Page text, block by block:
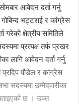
आवेदन दर्ता गर्नु
भट्टराई र कांग्रेस
गरेको क्षेत्रीय समितिले
प्रत्यक्ष तर्फ प्रखर
लागि आवेदन दर्ता गर्नु
पौडेल र कांग्रेस
सदस्यमा उम्मेदवारीका
छ । उक्त